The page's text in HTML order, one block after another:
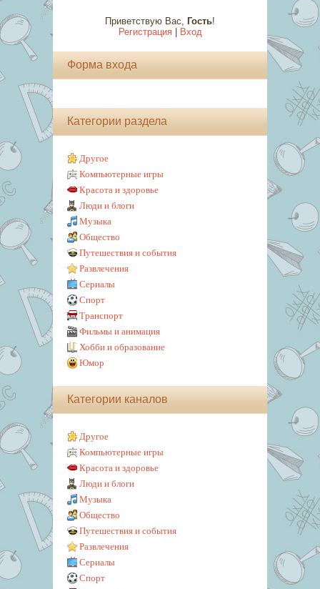
Приветствую Вас Гость!
Регистрация| Вход
Форма входа
Категории раздела
Другое
Компьютерные игры
Красота и здоровье
Люди и блоги
Музыка
Общество
Путешествия и события
Развлечения
Сериалы
Спорт
Транспорт
Фильмы и анимация
Хобби и образование
Юмор
Категории каналов
Другое
Компьютерные игры
Красота и здоровье
Люди и блоги
Музыка
Общество
Путешествия и события
Развлечения
Сериалы
Спорт